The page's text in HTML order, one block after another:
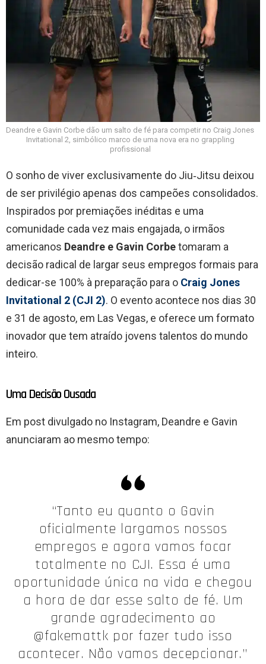
Deandre e Gavin Corbe dão um salto de fé para competir no Craig Jones
Invitational 2, simbólico marco de uma nova era no grappling
profissional
O sonho de viver exclusivamente do Jiu‑Jitsu deixou
de ser privilégio apenas dos campeões consolidados.
Inspirados por premiações inéditas e uma
comunidade cada vez mais engajada, o irmãos
americanos Deandre e Gavin Corbetomaram a
decisão radical de largar seus empregos formais para
dedicar-se 100% à preparação para o Craig Jones
Invitational 2 (CJI 2). O evento acontece nos dias 30
e 31 de agosto, em Las Vegas, e oferece um formato
inovador que tem atraído jovens talentos do mundo
inteiro.
Uma Decisão Ousada
Em post divulgado no Instagram, Deandre e Gavin
anunciaram ao mesmo tempo:
“Tanto eu quanto o Gavin
oficialmente largamos nossos
empregos e agora vamos focar
totalmente no CJI. Essa é uma
oportunidade única na vida e chegou
a hora de dar esse salto de fé. Um
grande agradecimento ao
@fakemattk por fazer tudo isso
acontecer. Não vamos decepcionar.”